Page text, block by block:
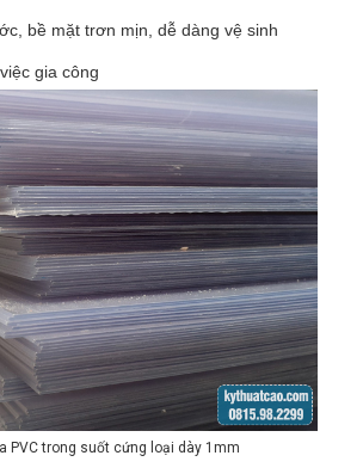
bề mặt trơn mịn, dễ dàng vệ sinh
gia công
PVC trong suốt cứng loại dày 1mm